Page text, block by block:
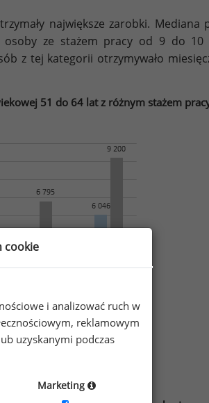
największe zarobki. Mediana
osoby ze stażem pracy od 9 do 10
z tej kategorii otrzymywało
51 do 64 lat z różnym stażem
cookie
i analizować ruch w
reklamowym
uzyskanymi podczas
Marketing